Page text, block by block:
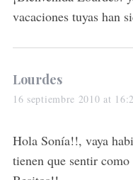
:vacaciones tuyas han
s
a
s
:
Lourdes
16 septiembre 2010 at
Hola Sonía!!, vaya
tienen que sentir como